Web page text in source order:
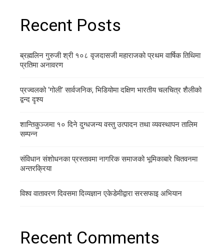
Recent Posts
ब्रह्मलिन गुरुजी श्री १०८ वृजदासजी महाराजको प्रथम वार्षिक तिथिमा
प्रतिमा अनावरण
प्रज्वलको ‘गोली’ सार्वजनिक, भिडियोमा दक्षिण भारतीय चलचित्र शैलीको
द्वन्द दृश्य
शान्तिकुञ्जमा १० दिने दुग्धजन्य वस्तु उत्पादन तथा व्यवस्थापन तालिम
सम्पन्न
संविधान संशोधनका प्रस्तावमा नागरिक समाजको भूमिकाबारे चितवनमा
अन्तरक्रिया
विश्व वातावरण दिवसमा दिव्यज्ञान एकेडेमीद्वारा सरसफाइ अभियान
Recent Comments